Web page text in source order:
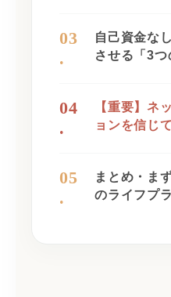
03
.
自己資金な
させる「3つ
04
.
【重要】ネ
ョンを信じ
05
.
まとめ・ま
のライフプ